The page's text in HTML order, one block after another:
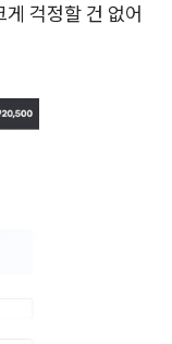
걱정할 건 없어